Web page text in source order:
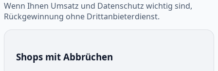
Wenn Ihnen Umsatz und Datenschutz wichtig sind,
Rückgewinnung ohne Drittanbieterdienst.
Shops mit Abbrüchen